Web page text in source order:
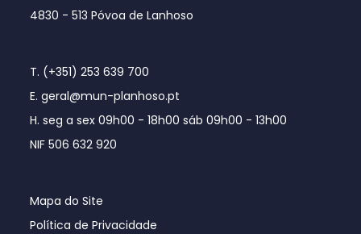
4830 - 513 Póvoa de Lanhoso
T. (+351) 253 639 700
E. geral@mun-planhoso.pt
H. seg a sex 09h00 - 18h00 sáb 09h00 - 13h00
NIF 506 632 920
Mapa do Site
Política de Privacidade